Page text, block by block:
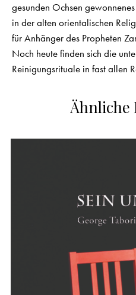
gesunden Ochsen
in der alten orientalischen
für Anhänger des Propheten
Noch heute finden sich die
Reinigungsrituale in fast allen
Ähnliche